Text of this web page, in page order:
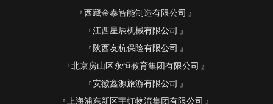
西藏金泰智能制造有限公司
江西星辰机械有限公司
陕西友杭保险有限公司
北京房山区永恒教育集团有限公司
安徽鑫源旅游有限公司
上海浦东新区宇虹物流集团有限公司